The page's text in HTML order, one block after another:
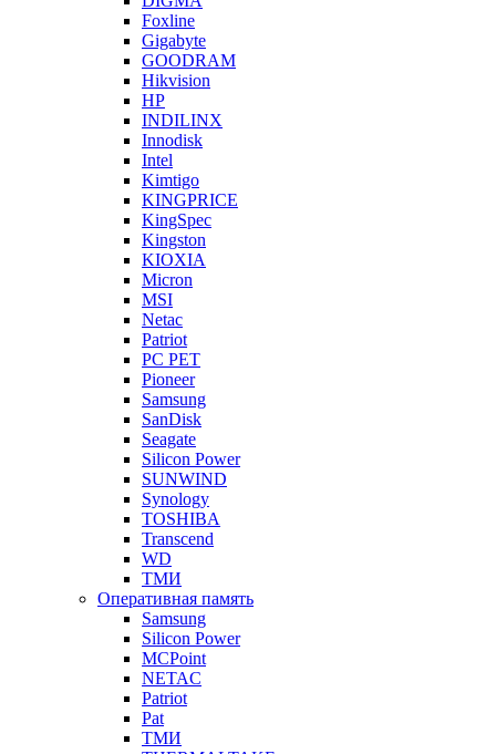
Foxline
Gigabyte
GOODRAM
Hikvision
HP
INDILINX
Innodisk
Intel
Kimtigo
KINGPRICE
KingSpec
Kingston
KIOXIA
Micron
MSI
Netac
Patriot
PC PET
Pioneer
Samsung
SanDisk
Seagate
Silicon Power
SUNWIND
Synology
TOSHIBA
Transcend
WD
ТМИ
Оперативная память
Samsung
Silicon Power
MCPoint
NETAC
Patriot
Pat
ТМИ